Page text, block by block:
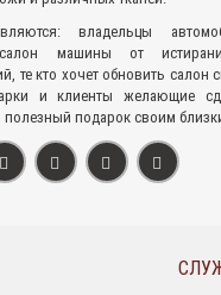
владельцы
машины от
те кто хочет обновить салон
и клиенты желающие
подарок своим